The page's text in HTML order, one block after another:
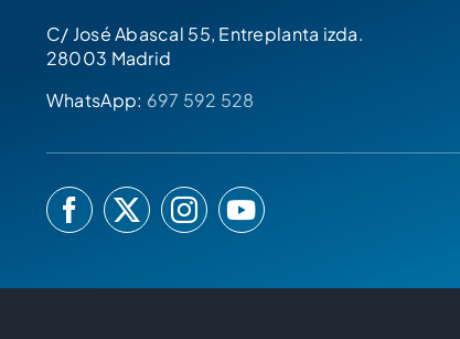
C/ José Abascal 55, Entreplanta izda.
28003 Madrid
WhatsApp: 697 592 528